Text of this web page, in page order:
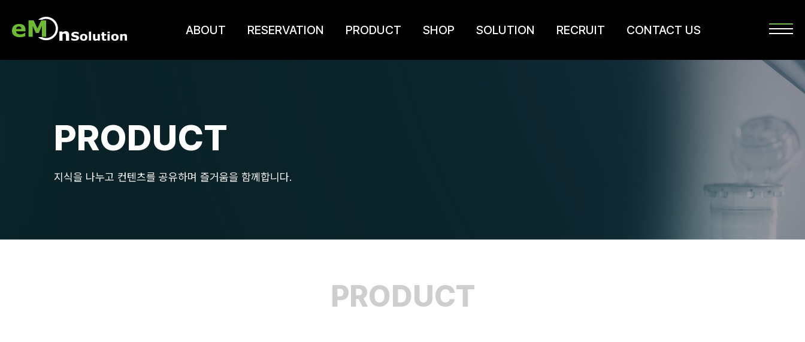
ABOUT RESERVATION PRODUCT SHOP SOLUTION RECRUIT CONTACT US
PRODUCT
지식을 나누고 컨텐츠를 공유하며 즐거움을 함께합니다.
PRODUCT